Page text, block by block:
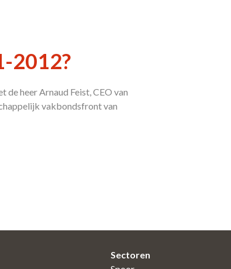
2012?
de heer Arnaud Feist, CEO van
vakbondsfront van
Sectoren